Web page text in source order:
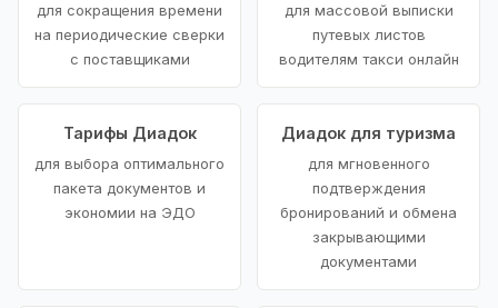
для сокращения времени
на периодические сверки
с поставщиками
для массовой выписки
путевых листов
водителям такси онлайн
Тарифы Диадок
для выбора оптимального
пакета документов и
экономии на ЭДО
Диадок для туризма
для мгновенного
подтверждения
бронирований и обмена
закрывающими
документами